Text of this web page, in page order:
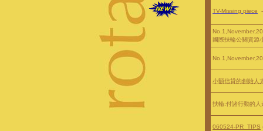
TV-Missing piece
國際扶輪公關資源
小額信貸的創始人
扶輪:付諸行動的
060524-PR_TIPS